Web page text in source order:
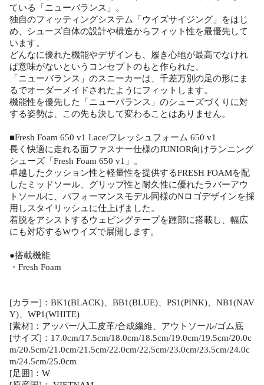
ている「ニューバランス」。
独自のフィッティングシステム「ウイズサイジング」をはじ
め、シューズ自体の設計や構造からフィット性を最優先して
います。
どんなに優れた機能やデザインも、履き心地が最高でなけれ
ば意味がないというコンセプトのもと作られた、
「ニューバランス」のスニーカーは、千差万別の足の形にま
るでオーダーメイドされたようにフィットします。
機能性を優先した「ニューバランス」のシューズづくりに対
する姿勢は、この先も決して変わることはありません。
■Fresh Foam 650 v1 Lace/フレッシュフォーム 650 v1
長く快適に走れる面ファスナー仕様のJUNIOR向けランニング
シューズ「Fresh Foam 650 v1」。
卓越したクッション性と軽量性を提供するFRESH FOAMを配
したミッドソール、グリップ性と耐久性に優れたラバーアウ
トソールに、パフォーマンスモデル同様のNロゴデザインを採
用しスタイリッシュに仕上げました。
着脱をアシストするウェビングテープを踵部に搭載し、幅広
にも対応するWウイズで展開します。
●搭載機能
・Fresh Foam
[カラー]：BK1(BLACK)、BB1(BLUE)、PS1(PINK)、NB1(NAV
Y)、WP1(WHITE)
[素材]：アッパー/人工皮革/合成繊維、アウトソール/ゴム底
[サイズ]：17.0cm/17.5cm/18.0cm/18.5cm/19.0cm/19.5cm/20.0c
m/20.5cm/21.0cm/21.5cm/22.0cm/22.5cm/23.0cm/23.5cm/24.0c
m/24.5cm/25.0cm
[足囲]：W